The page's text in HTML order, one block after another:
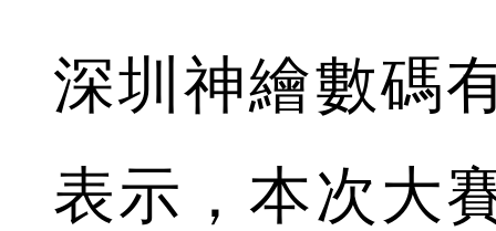
深圳神繪數碼
表示，本次大